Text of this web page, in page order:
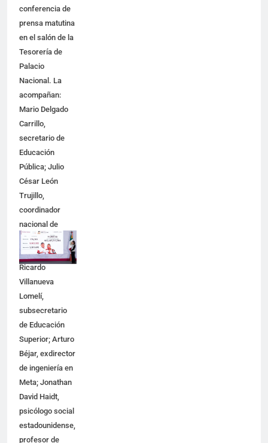
conferencia de
prensa matutina
en el salón de la
Tesorería de
Palacio
Nacional. La
acompañan:
Mario Delgado
Carrillo,
secretario de
Educación
Pública; Julio
César León
Trujillo,
coordinador
nacional de
becas para el
Bienestar;
Ricardo
Villanueva
Lomelí,
subsecretario
de Educación
Superior; Arturo
Béjar, exdirector
de ingeniería en
Meta; Jonathan
David Haidt,
psicólogo social
estadounidense,
profesor de